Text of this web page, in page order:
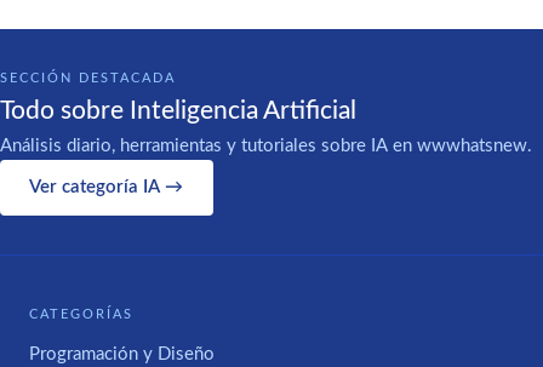
SECCIÓN DESTACADA
Todo sobre Inteligencia Artificial
Análisis diario, herramientas y tutoriales sobre IA en wwwhatsnew.
Ver categoría IA →
CATEGORÍAS
Programación y Diseño